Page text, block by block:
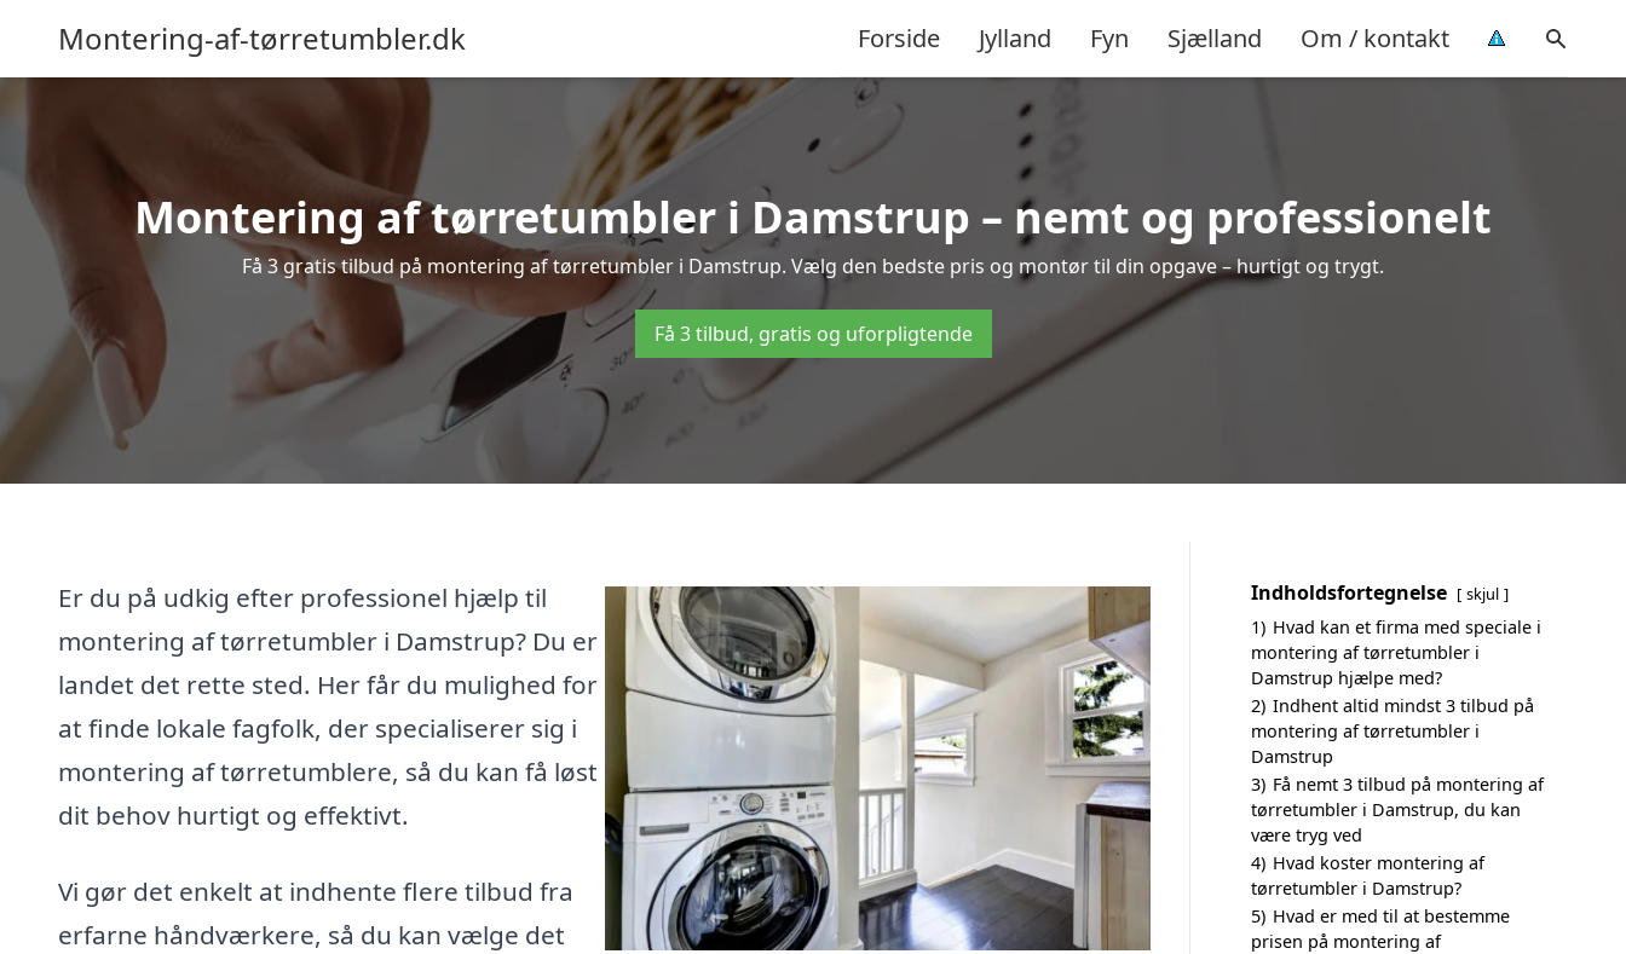
Montering-af-tørretumbler.dk Forside Jylland Fyn Sjælland Om / kontakt
Montering af tørretumbler i Damstrup – nemt og professionelt
Få 3 gratis tilbud på montering af tørretumbler i Damstrup. Vælg den bedste pris og montør til din opgave – hurtigt og trygt.
Få 3 tilbud, gratis og uforpligtende
Er du på udkig efter professionel hjælp til
montering af tørretumbler i Damstrup? Du er
landet det rette sted. Her får du mulighed for
at finde lokale fagfolk, der specialiserer sig i
montering af tørretumblere, så du kan få løst
dit behov hurtigt og effektivt.
Vi gør det enkelt at indhente flere tilbud fra
erfarne håndværkere, så du kan vælge det
Indholdsfortegnelse skjul
1) Hvad kan et firma med speciale i
montering af tørretumbler i
Damstrup hjælpe med?
2) Indhent altid mindst 3 tilbud på
montering af tørretumbler i
Damstrup
3) Få nemt 3 tilbud på montering af
tørretumbler i Damstrup, du kan
være tryg ved
4) Hvad koster montering af
tørretumbler i Damstrup?
5) Hvad er med til at bestemme
prisen på montering af